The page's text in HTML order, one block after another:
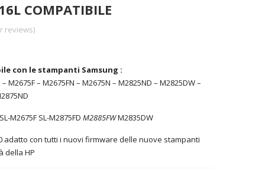
COMPATIBILE
reviews)
con le stampanti Samsung :
M2675F – M2675FN – M2675N – M2825ND – M2825DW –
M2675F SL-M2875FD M2885FWM2835DW
adatto con tutti i nuovi firmware delle nuove stampanti
della HP